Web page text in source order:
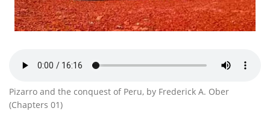
Pizarro and the conquest of Peru, by Frederick A. Ober
(Chapters 01)